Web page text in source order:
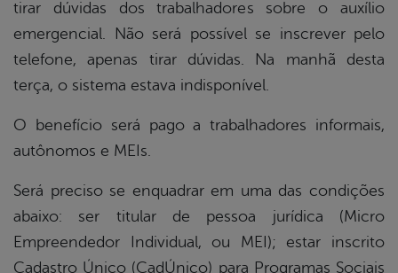
tirar dúvidas dos trabalhadores sobre o auxílio
emergencial. Não será possível se inscrever pelo
telefone, apenas tirar dúvidas. Na manhã desta
terça, o sistema estava indisponível.
O benefício será pago a trabalhadores informais,
autônomos e MEIs.
Será preciso se enquadrar em uma das condições
abaixo: ser titular de pessoa jurídica (Micro
Empreendedor Individual, ou MEI); estar inscrito
Cadastro Único (CadÚnico) para Programas Sociais